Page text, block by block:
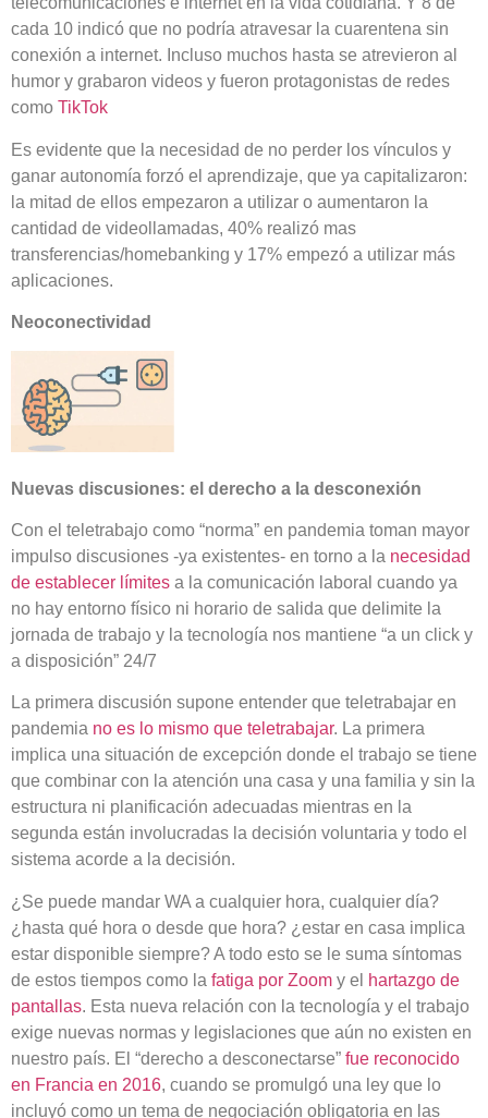
cada 10 indicó que no podría atravesar la cuarentena sin
conexión a internet. Incluso muchos hasta se atrevieron al
humor y grabaron videos y fueron protagonistas de redes
como TikTok
Es evidente que la necesidad de no perder los vínculos y
ganar autonomía forzó el aprendizaje, que ya capitalizaron:
la mitad de ellos empezaron a utilizar o aumentaron la
cantidad de videollamadas, 40% realizó mas
transferencias/homebanking y 17% empezó a utilizar más
aplicaciones.
Neoconectividad
Nuevas discusiones: el derecho a la desconexión
Con el teletrabajo como “norma” en pandemia toman mayor
impulso discusiones -ya existentes- en torno a la necesidad
de establecer límites a la comunicación laboral cuando ya
no hay entorno físico ni horario de salida que delimite la
jornada de trabajo y la tecnología nos mantiene “a un click y
a disposición” 24/7
La primera discusión supone entender que teletrabajar en
pandemia no es lo mismo que teletrabajar. La primera
implica una situación de excepción donde el trabajo se tiene
que combinar con la atención una casa y una familia y sin la
estructura ni planificación adecuadas mientras en la
segunda están involucradas la decisión voluntaria y todo el
sistema acorde a la decisión.
¿Se puede mandar WA a cualquier hora, cualquier día?
¿hasta qué hora o desde que hora? ¿estar en casa implica
estar disponible siempre? A todo esto se le suma síntomas
de estos tiempos como la fatiga por Zoom y el
hartazgo de
pantallas. Esta nueva relación con la tecnología y el trabajo
exige nuevas normas y legislaciones que aún no existen en
nuestro país. El “derecho a desconectarse” fue reconocido
en Francia en 2016, cuando se promulgó una ley que lo
incluyó como un tema de negociación obligatoria en las